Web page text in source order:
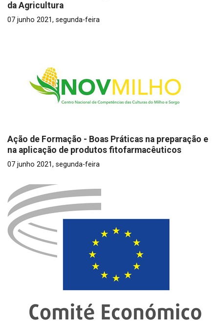
da Agricultura
07 junho 2021, segunda-feira
Ação de Formação - Boas Práticas na preparação e
na aplicação de produtos fitofarmacêuticos
07 junho 2021, segunda-feira